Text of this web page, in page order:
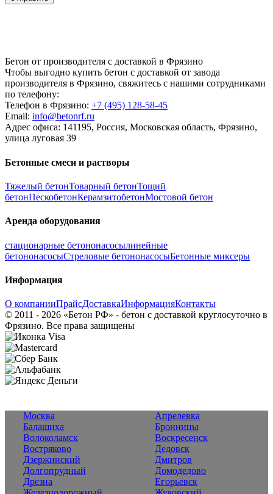
Бетон от производителя с доставкой в Фрязино
Чтобы выгодно купить бетон с доставкой от завода
производителя в Фрязино, свяжитесь с нашими сотрудниками
по телефону:
Телефон в Фрязино: +7 (495) 128-58-45
Email: info@betonrf.ru
Адрес офиса: 141195, Россия, Московская область, Фрязино,
улица луговая 39
Бетонные смеси и растворы
Тяжелый бетонТоварный бетонТощий
бетонПескобетонКерамзитобетонМостовой бетон
Аренда оборудования
стационарные бетононасосылинейные
бетононасосыСтреловые бетононасосыБетонные миксеры
Информация
О компанииПрайсДоставкаИнформацияКонтакты
© 2011 - 2026 «Бетон РФ» - бетон с доставкой круглосуточно в
Фрязино. Все права защищены
Москва
Апрелевка
Балашиха
Бронницы
Волоколамск
Воскресенск
Востряково
Дедовск
Дзержинский
Дмитров
Долгопрудный
Домодедово
Дрезна
Егорьевск